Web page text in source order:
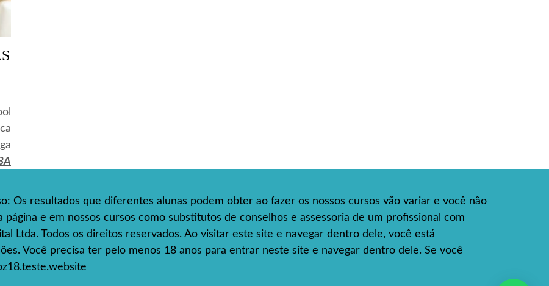
Os resultados que diferentes alunas podem obter ao fazer os nossos cursos vão variar e você não
e em nossos cursos como substitutos de conselhos e assessoria de um profissional com
Ltda. Todos os direitos reservados. Ao visitar este site e navegar dentro dele, você está
Você precisa ter pelo menos 18 anos para entrar neste site e navegar dentro dele. Se você